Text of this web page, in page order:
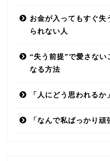
お金が入ってもすぐ失
られない人
“失う前提”で愛さな
なる方法
「人にどう思われる
「なんで私ばっかり